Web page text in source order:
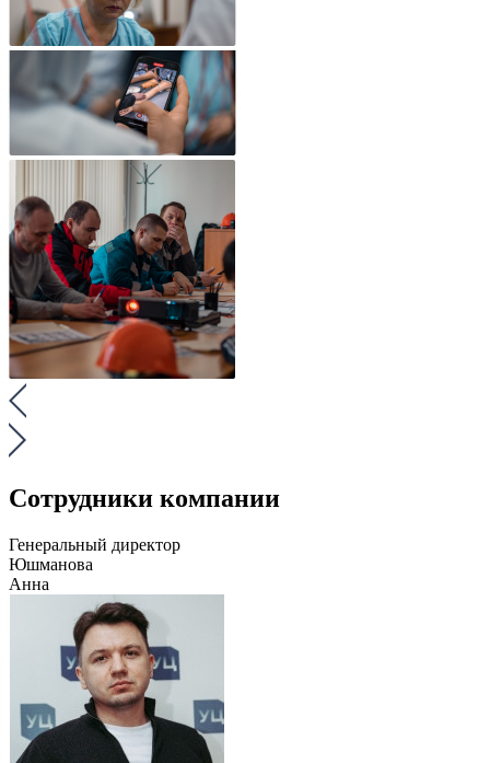
Сотрудники компании
Генеральный директор
Юшманова
Анна